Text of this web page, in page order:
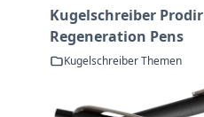
Kugelschreiber Prodir
Regeneration Pens
Kugelschreiber Themen